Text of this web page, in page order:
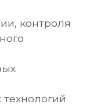
контроля